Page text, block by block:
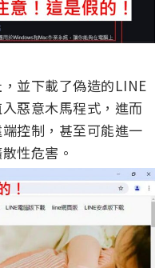
並下載了偽造的LINE
惡意木馬程式，進而
控制，甚至可能進一
性危害。